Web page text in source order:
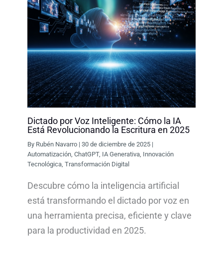
Dictado por Voz Inteligente: Cómo la IA
Está Revolucionando la Escritura en 2025
By Rubén Navarro |30 de diciembre de 2025 |
Automatización ,ChatGPT, IA Generativa Innovación
Tecnológica ,Transformación Digital
Descubre cómo la inteligencia artificial
está transformando el dictado por voz en
una herramienta precisa, eficiente y clave
para la productividad en 2025.